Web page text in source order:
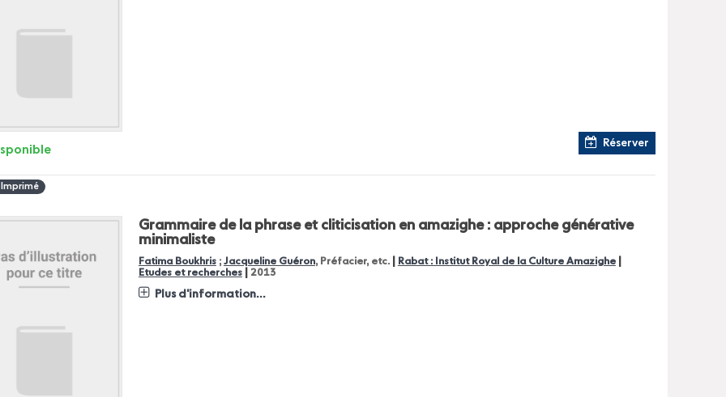
Réserver
Imprimé
Grammaire de la phrase et cliticisation en amazighe : approche générative
minimaliste
Fatima Boukhris; Jacqueline Guéron, Préfacier, etc. Rabat : Institut Royal de la Culture Amazighe|
Etudes et recherches| 2013
Plus d'information...